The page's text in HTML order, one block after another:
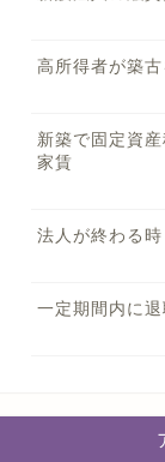
高所得者が築
新築で固定資
家賃
法人が終わる時
一定期間内に